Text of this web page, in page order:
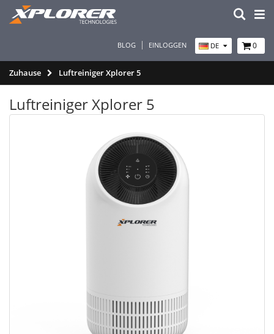
BLOG EINLOGGEN DE 0
Zuhause Luftreiniger Xplorer 5
Luftreiniger Xplorer 5